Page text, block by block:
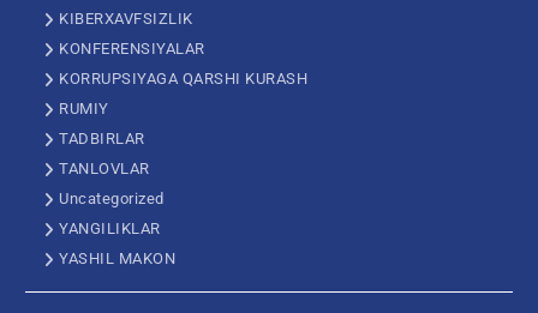
KIBERXAVFSIZLIK
KONFERENSIYALAR
KORRUPSIYAGA QARSHI KURASH
RUMIY
TADBIRLAR
TANLOVLAR
Uncategorized
YANGILIKLAR
YASHIL MAKON